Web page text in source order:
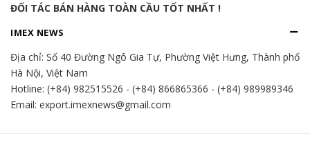
ĐỐI TÁC BÁN HÀNG TOÀN CẦU TỐT NHẤT !
IMEX NEWS
Địa chỉ: Số 40 Đường Ngô Gia Tự, Phường Việt Hưng, Thành phố
Hà Nội, Việt Nam
Hotline: (+84) 982515526 - (+84) 866865366 - (+84) 989989346
Email: export.imexnews@gmail.com